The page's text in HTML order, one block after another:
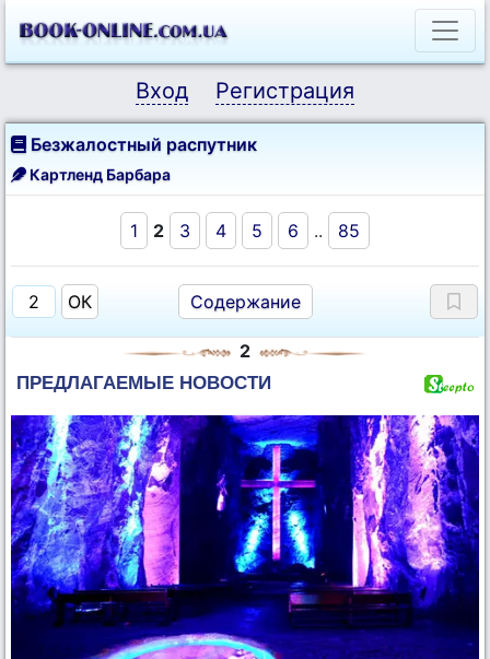
Вход Регистрация
Безжалостный распутник
Картленд Барбара
1 2 3 4 5 6 .. 85
Содержание
2